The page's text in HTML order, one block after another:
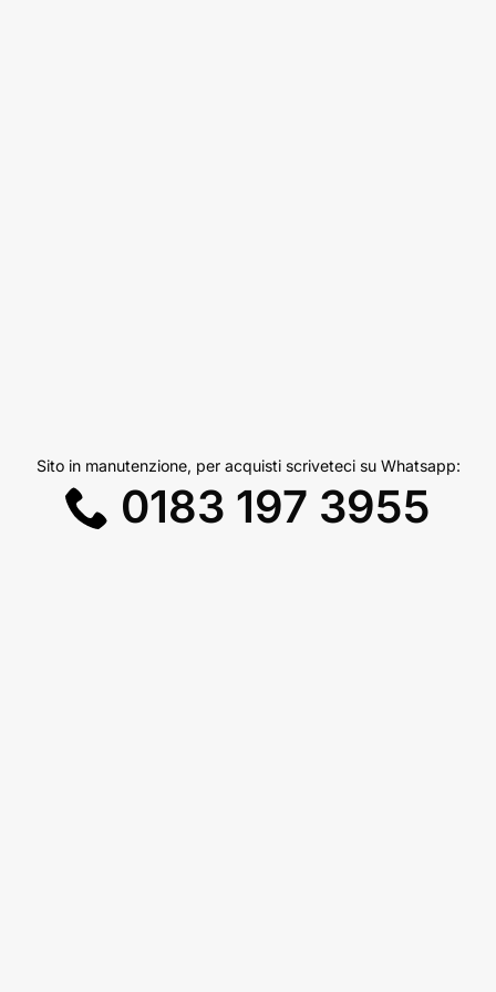
Sito in manutenzione, per acquisti scriveteci su Whatsapp:
0183 197 3955